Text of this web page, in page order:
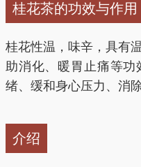
桂花茶的功效与作用
桂花性温，味辛，具有
助消化、暖胃止痛等
绪、缓和身心压力、消
介绍